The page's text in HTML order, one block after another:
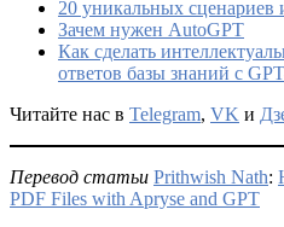
20 уникальных сценариев
Зачем нужен AutoGPT
Как сделать
ответов базы знаний с
Читайте нас в Telegram, VK и
Перевод статьи Prithwish Nath:
PDF Files with Apryse and GPT